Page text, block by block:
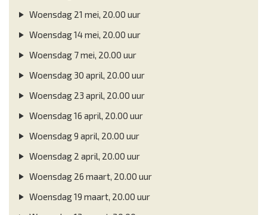
Woensdag 21 mei, 20.00 uur
Woensdag 14 mei, 20.00 uur
Woensdag 7 mei, 20.00 uur
Woensdag 30 april, 20.00 uur
Woensdag 23 april, 20.00 uur
Woensdag 16 april, 20.00 uur
Woensdag 9 april, 20.00 uur
Woensdag 2 april, 20.00 uur
Woensdag 26 maart, 20.00 uur
Woensdag 19 maart, 20.00 uur